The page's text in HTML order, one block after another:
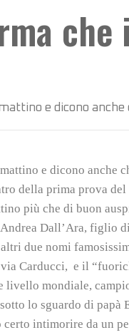
e dicono
e dicono anche
della prima prova
più che di buon
Dall’Ara, figlio
due nomi
Carducci, e il
livello mondiale,
lo sguardo di
certo intimorire da un